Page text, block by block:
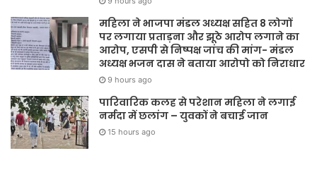
महिला ने भाजपा मंडल अध्यक्ष सहित 8 लोगों
पर लगाया प्रताड़ना और झूठे आरोप लगाने का
आरोप, एसपी से निष्पक्ष जांच की मांग- मंडल
अध्यक्ष भजन दास ने बताया आरोपो को निराधार
9 hours ago
पारिवारिक कलह से परेशान महिला ने लगाई
नर्मदा में छलांग – युवकों ने बचाई जान
15 hours ago